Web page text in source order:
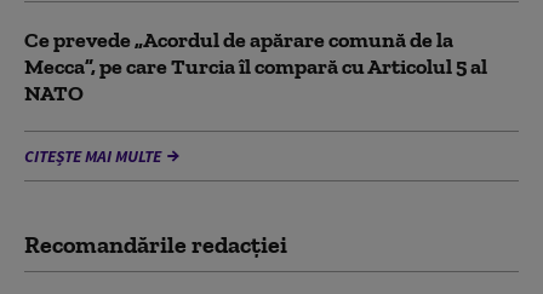
Ce prevede „Acordul de apărare comună de la
Mecca”, pe care Turcia îl compară cu Articolul 5 al
NATO
CITEȘTE MAI MULTE
Recomandările redacţiei